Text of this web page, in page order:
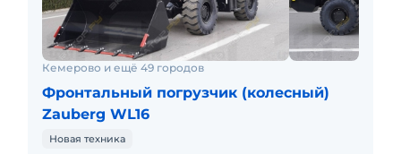
Кемерово и ещё 49 городов
Фронтальный погрузчик (колесный)
Zauberg WL16
Новая техника